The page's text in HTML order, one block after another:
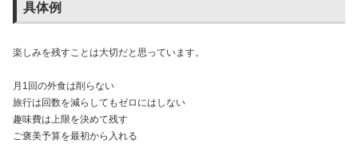
具体例
楽しみを残すことは大切だと思っています。
月1回の外食は削らない
旅行は回数を減らしてもゼロにはしない
趣味費は上限を決めて残す
ご褒美予算を最初から入れる